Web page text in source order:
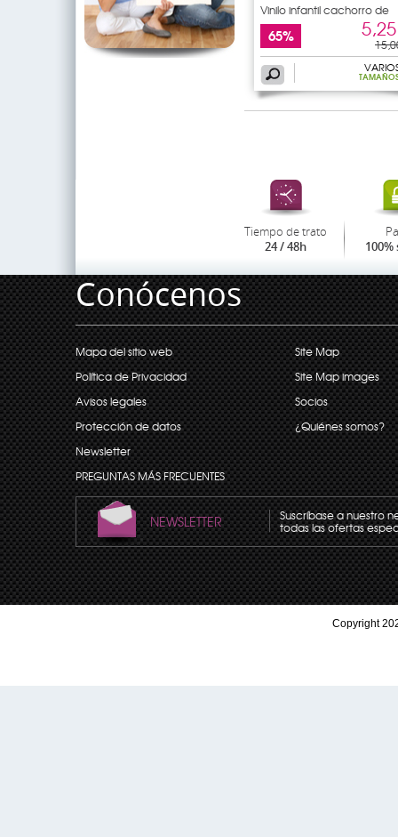
Vinilo infantil cachorro de
65%
Tiempo de trato
24 / 48h 100%
Conócenos
Mapa del sitio web
Política de Privacidad
Avisos legales
Protección de datos
Newsletter
PREGUNTAS MÁS FRECUENTES
Site Map
Site Map images
Socios
¿Quiénes somos?
NEWSLETTER Suscríbase a nuestro
todas las ofertas
Copyright